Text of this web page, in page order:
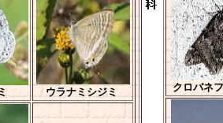
ウラナミシジミ クロバネ